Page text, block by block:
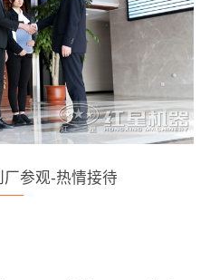
参观-热情接待